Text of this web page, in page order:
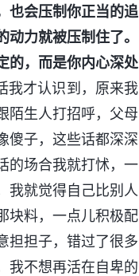
也会压制你正当的追
力就被压制住了。
的，而是你内心深处
我才认识到，原来我
陌生人打招呼，父母
傻子，这些话都深深
的场合我就打怵，一
我就觉得自己比别人
块料，一点儿积极配
担担子，错过了很多
我不想再活在自卑的